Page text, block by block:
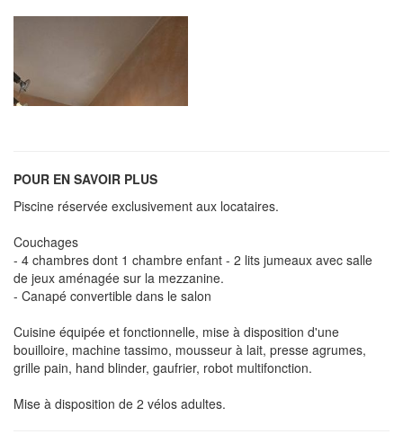
POUR EN SAVOIR PLUS
Piscine réservée exclusivement aux locataires.
Couchages
- 4 chambres dont 1 chambre enfant - 2 lits jumeaux avec salle
de jeux aménagée sur la mezzanine.
- Canapé convertible dans le salon
Cuisine équipée et fonctionnelle, mise à disposition d'une
bouilloire, machine tassimo, mousseur à lait, presse agrumes,
grille pain, hand blinder, gaufrier, robot multifonction.
Mise à disposition de 2 vélos adultes.